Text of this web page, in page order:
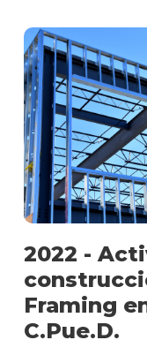
2022 -
Framing
C.Pue.D.